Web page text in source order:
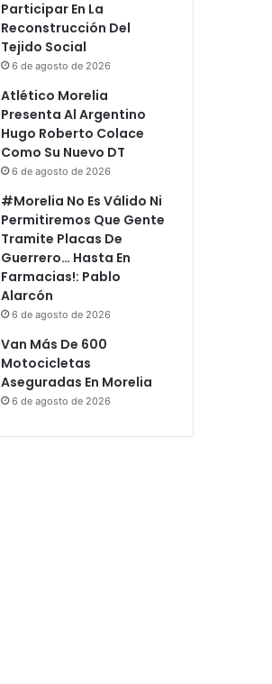
Participar En La
Reconstrucción Del
Tejido Social
6 de agosto de 2026
Atlético Morelia
Presenta Al Argentino
Hugo Roberto Colace
Como Su Nuevo DT
6 de agosto de 2026
#Morelia No Es Válido Ni
Permitiremos Que Gente
Tramite Placas De
Guerrero… Hasta En
Farmacias!: Pablo
Alarcón
6 de agosto de 2026
Van Más De 600
Motocicletas
Aseguradas En Morelia
6 de agosto de 2026